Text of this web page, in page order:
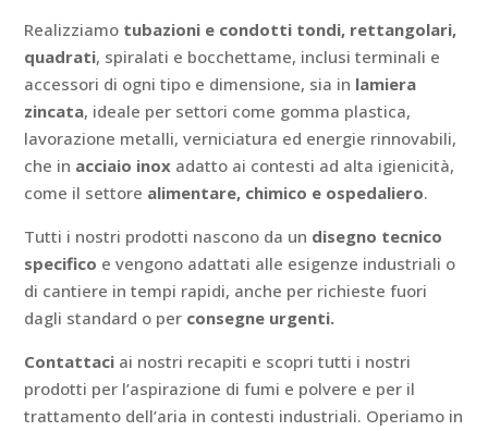
Realizziamo tubazioni e condotti tondi, rettangolari,
quadrati, spiralati e bocchettame, inclusi terminali e
accessori di ogni tipo e dimensione, sia in lamiera
zincata, ideale per settori come gomma plastica,
lavorazione metalli, verniciatura ed energie rinnovabili,
che in acciaio inox adatto ai contesti ad alta igienicità,
come il settore alimentare, chimico e ospedaliero.
Tutti i nostri prodotti nascono da un disegno tecnico
specifico e vengono adattati alle esigenze industriali o
di cantiere in tempi rapidi, anche per richieste fuori
dagli standard o per consegne urgenti.
Contattaci ai nostri recapiti e scopri tutti i nostri
prodotti per l’aspirazione di fumi e polvere e per il
trattamento dell’aria in contesti industriali. Operiamo in